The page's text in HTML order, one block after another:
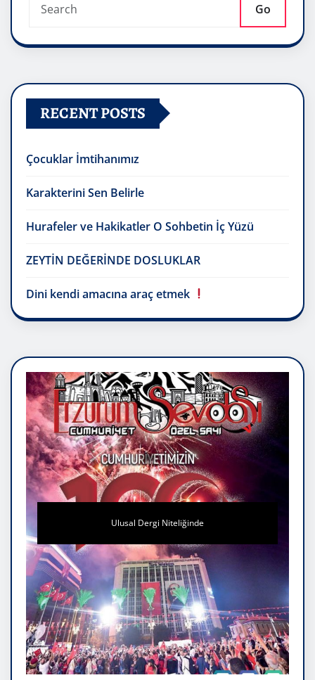
Go
RECENT POSTS
Çocuklar İmtihanımız
Karakterini Sen Belirle
Hurafeler ve Hakikatler O Sohbetin İç Yüzü
ZEYTİN DEĞERİNDE DOSLUKLAR
Dini kendi amacına araç etmek
Ulusal Dergi Niteliğinde